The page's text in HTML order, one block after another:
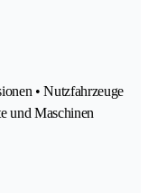
• Nutzfahrzeuge
und Maschinen